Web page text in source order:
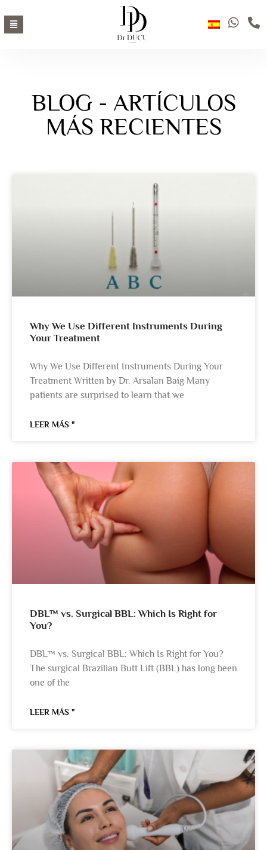
BLOG - ARTÍCULOS
MÁS RECIENTES
Why We Use Different Instruments During
Your Treatment
Why We Use Different Instruments During Your
Treatment Written by Dr. Arsalan Baig Many
patients are surprised to learn that we
LEER MÁS "
DBL™ vs. Surgical BBL: Which Is Right for
You?
DBL™ vs. Surgical BBL: Which Is Right for You?
The surgical Brazilian Butt Lift (BBL) has long been
one of the
LEER MÁS "